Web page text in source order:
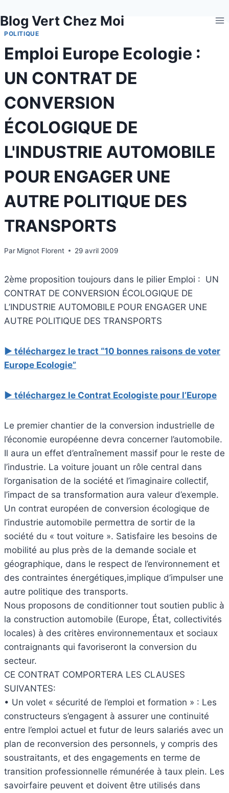
au
contenu
Blog Vert Chez Moi
POLITIQUE
Emploi Europe Ecologie :
UN CONTRAT DE
CONVERSION
ÉCOLOGIQUE DE
L'INDUSTRIE AUTOMOBILE
POUR ENGAGER UNE
AUTRE POLITIQUE DES
TRANSPORTS
Par Mignot Florent 29 avril 2009
2ème proposition toujours dans le pilier Emploi : UN
CONTRAT DE CONVERSION ÉCOLOGIQUE DE
L’INDUSTRIE AUTOMOBILE POUR ENGAGER UNE
AUTRE POLITIQUE DES TRANSPORTS
► téléchargez le tract “10 bonnes raisons de voter
Europe Ecologie”
► téléchargez le Contrat Ecologiste pour l’Europe
Le premier chantier de la conversion industrielle de
l’économie européenne devra concerner l’automobile.
Il aura un effet d’entraînement massif pour le reste de
l’industrie. La voiture jouant un rôle central dans
l’organisation de la société et l’imaginaire collectif,
l’impact de sa transformation aura valeur d’exemple.
Un contrat européen de conversion écologique de
l’industrie automobile permettra de sortir de la
société du « tout voiture ». Satisfaire les besoins de
mobilité au plus près de la demande sociale et
géographique, dans le respect de l’environnement et
des contraintes énergétiques,implique d’impulser une
autre politique des transports.
Nous proposons de conditionner tout soutien public à
la construction automobile (Europe, État, collectivités
locales) à des critères environnementaux et sociaux
contraignants qui favoriseront la conversion du
secteur.
CE CONTRAT COMPORTERA LES CLAUSES
SUIVANTES:
• Un volet « sécurité de l’emploi et formation » : Les
constructeurs s’engagent à assurer une continuité
entre l’emploi actuel et futur de leurs salariés avec un
plan de reconversion des personnels, y compris des
soustraitants, et des engagements en terme de
transition professionnelle rémunérée à taux plein. Les
savoirfaire peuvent et doivent être utilisés dans